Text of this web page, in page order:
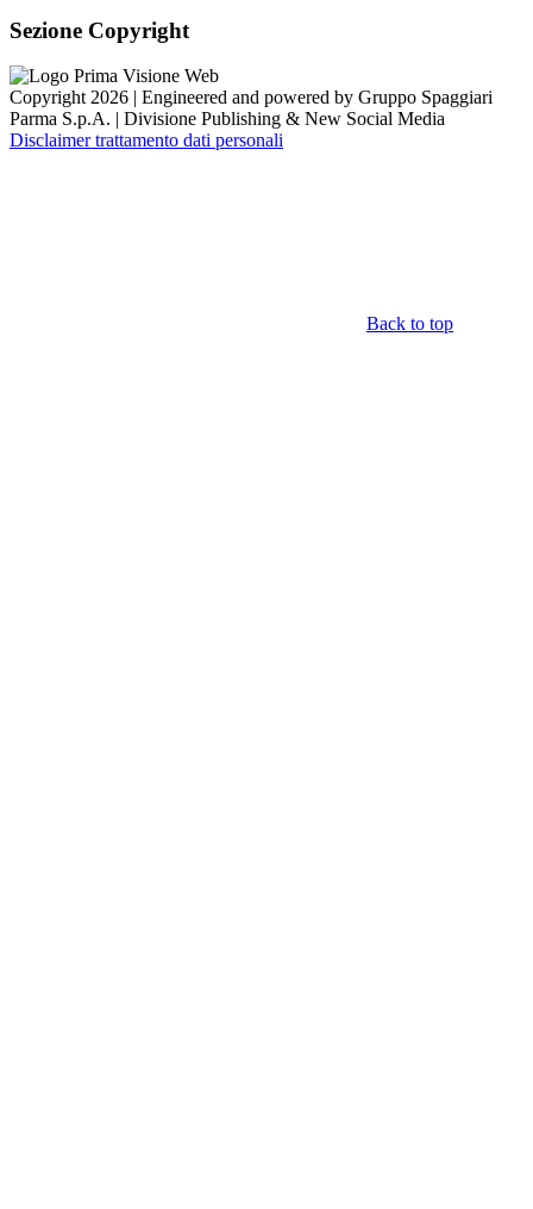
Sezione Copyright
Copyright 2026 | Engineered and powered by Gruppo Spaggiari
Parma S.p.A. | Divisione Publishing & New Social Media
Disclaimer trattamento dati personali
Back to top